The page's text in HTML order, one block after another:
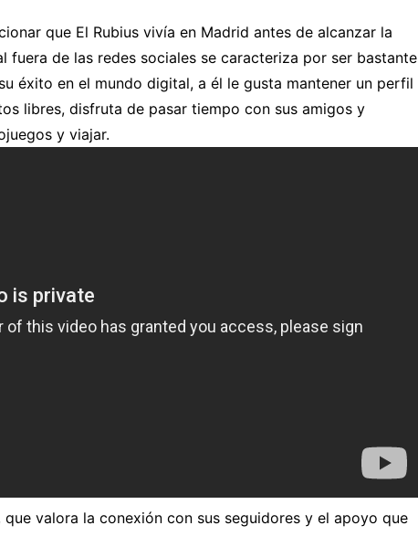
que El Rubius vivía en Madrid antes de alcanzar la
fuera de las redes sociales se caracteriza por ser bastante
éxito en el mundo digital, a él le gusta mantener un perfil
libres, disfruta de pasar tiempo con sus amigos y
y viajar.
que valora la conexión con sus seguidores y el apoyo que